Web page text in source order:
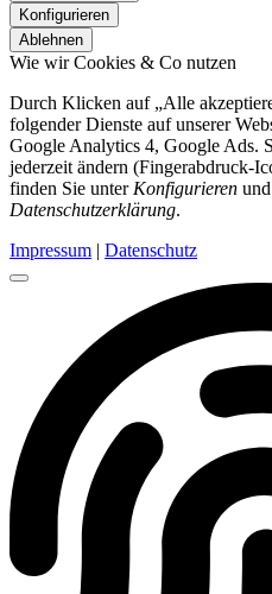
Konfigurieren
Ablehnen
Wie wir Cookies & Co nutzen
Durch Klicken auf „Alle
folgender Dienste auf unserer
Google Analytics 4, Google Ads.
jederzeit ändern (Fingerabdruck-
finden Sie unter Konfigurieren
Datenschutzerklärung.
Impressum | Datenschutz